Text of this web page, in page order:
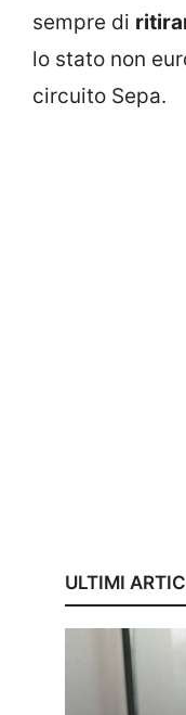
sempre di
lo stato non
circuito Sepa.
ULTIMI